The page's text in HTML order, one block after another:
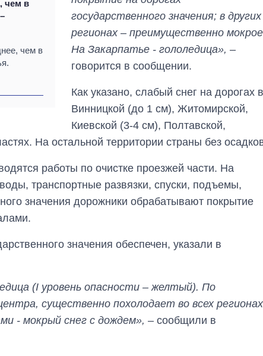
чем в
чем в
государственного значения; в других
регионах – преимущественно
На Закарпатье - гололедица», –
говорится в сообщении.
Как указано, слабый снег на дорогах в
Винницкой (до 1 см), Житомирской,
Киевской (3-4 см), Полтавской,
На остальной территории страны без
работы по очистке проезжей части. На
транспортные развязки, спуски, подъемы,
значения дорожники обрабатывают покрытие
значения обеспечен, указали в
(І уровень опасности – желтый). По
существенно похолодает во всех регионах
- мокрый снег с дождем», – сообщили в
выращивали
время
войны